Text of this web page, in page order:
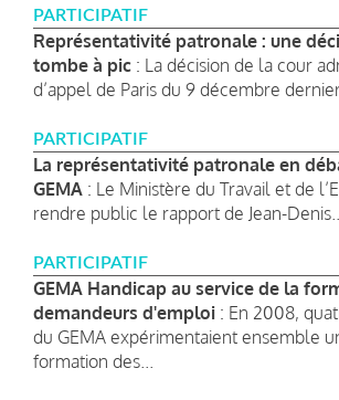
PARTICIPATIF
Représentativité patronale : une
tombe à pic : La décision de la cour
d’appel de Paris du 9 décembre
PARTICIPATIF
La représentativité patronale en
GEMA : Le Ministère du Travail et de
rendre public le rapport de Jean-Denis...
PARTICIPATIF
GEMA Handicap au service de la
demandeurs d'emploi : En 2008,
du GEMA expérimentaient ensemble
formation des...